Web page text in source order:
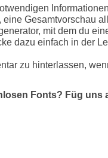
Gesamtvorschau
mit dem du
dazu einfach in der
zu hinterlassen,
Fonts? Füg uns